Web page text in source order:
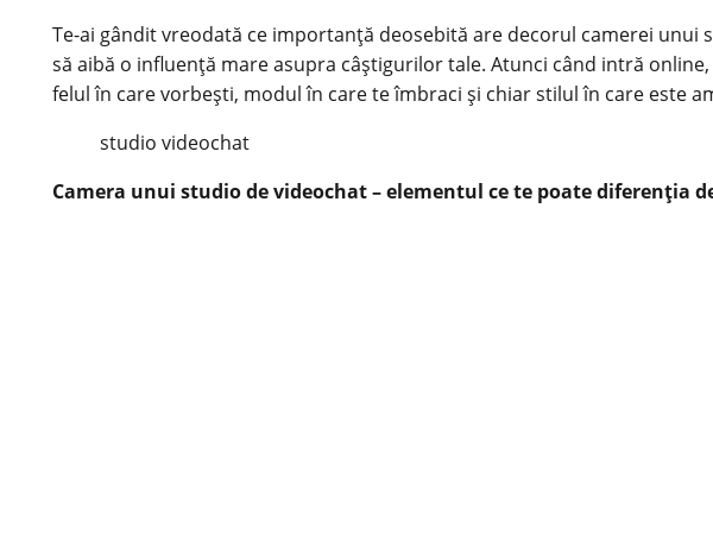
Te-ai gândit vreodată ce importanță deosebită are decorul camerei unui
să aibă o influență mare asupra câștigurilor tale. Atunci când intră
felul în care vorbești, modul în care te îmbraci și chiar stilul în care este
studio videochat
Camera unui studio de videochat – elementul ce te poate diferenția